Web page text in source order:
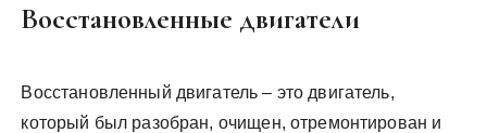
Восстановленные двигатели
Восстановленный двигатель – это двигатель,
который был разобран, очищен, отремонтирован и